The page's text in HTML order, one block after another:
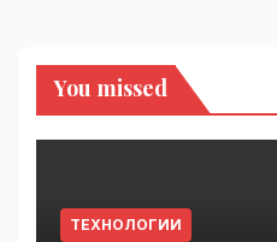
You missed
ТЕХНОЛОГИИ